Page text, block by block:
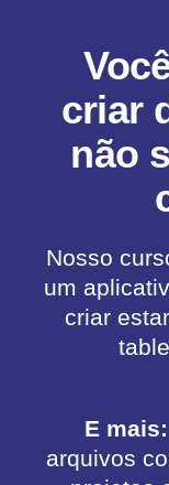
criar
não
Nosso
um
criar
E mais:
arquivos